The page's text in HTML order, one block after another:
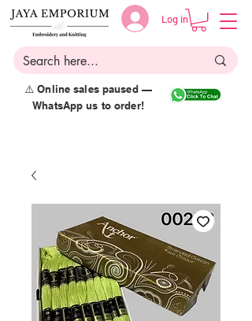
Log in
⚠️ Online sales paused —
WhatsApp us to order!